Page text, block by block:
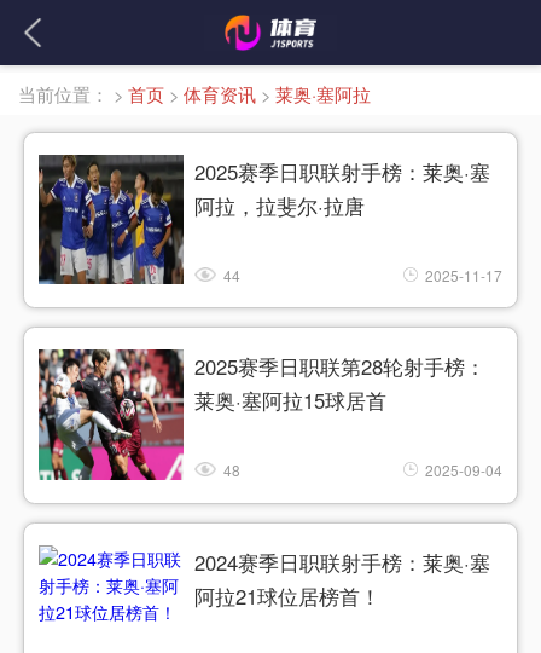
当前位置： > 首页 > 体育资讯 > 莱奥·塞阿拉
2025赛季日职联射手榜：莱奥·塞
阿拉，拉斐尔·拉唐
44 2025-11-17
2025赛季日职联第28轮射手榜：
莱奥·塞阿拉15球居首
48 2025-09-04
2024赛季日职联射手榜：莱奥·塞
阿拉21球位居榜首！